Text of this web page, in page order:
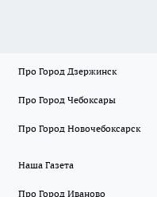
Про Город Дзержинск
Про Город Чебоксары
Про Город Новочебоксарск
Наша Газета
Про Город Иваново